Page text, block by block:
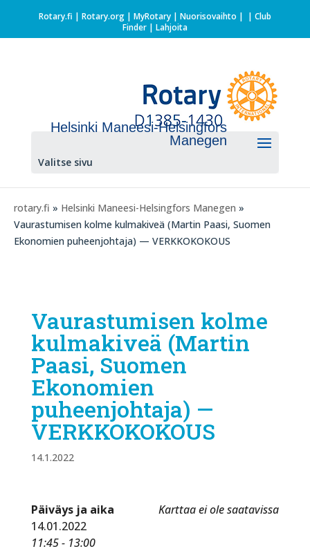
Rotary.fi | Rotary.org| MyRotary | Nuorisovaihto | | Club
Finder| Lahjoita
Helsinki Maneesi-Helsingfors
Manegen
Valitse sivu
rotary.fi » Helsinki Maneesi-Helsingfors Manegen »
Vaurastumisen kolme kulmakiveä (Martin Paasi, Suomen
Ekonomien puheenjohtaja) — VERKKOKOKOUS
Vaurastumisen kolme
kulmakiveä (Martin
Paasi, Suomen
Ekonomien
puheenjohtaja) —
VERKKOKOKOUS
14.1.2022
Karttaa ei ole saatavissa
Päiväys ja aika
14.01.2022
11:45 - 13:00